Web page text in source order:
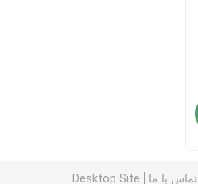
تماس با ما Desktop Site